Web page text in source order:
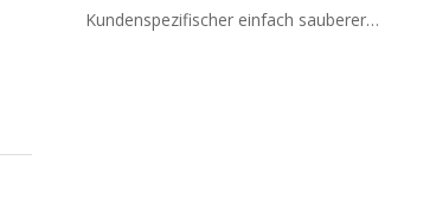
Kundenspezifischer einfach sauberer